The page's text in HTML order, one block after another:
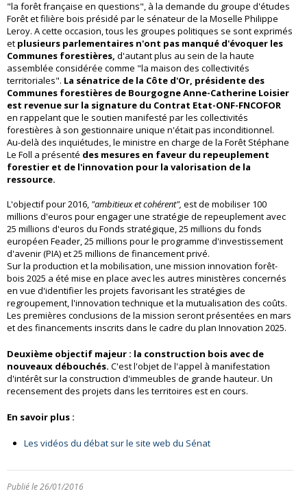
"la forêt française en questions", à la demande du groupe d'études
Forêt et filière bois présidé par le sénateur de la Moselle Philippe
Leroy. A cette occasion, tous les groupes politiques se sont exprimés
et plusieurs parlementaires n'ont pas manqué d'évoquer les
Communes forestières, d'autant plus au sein de la haute
assemblée considérée comme "la maison des collectivités
territoriales". La sénatrice de la Côte d'Or, présidente des
Communes forestières de Bourgogne Anne-Catherine Loisier
est revenue sur la signature du Contrat Etat-ONF-FNCOFOR
en rappelant que le soutien manifesté par les collectivités
forestières à son gestionnaire unique n'était pas inconditionnel.
Au-delà des inquiétudes, le ministre en charge de la Forêt Stéphane
Le Foll a présenté des mesures en faveur du repeuplement
forestier et de l'innovation pour la valorisation de la
ressource.
L'objectif pour 2016, "ambitieux et cohérent", est de mobiliser 100
millions d'euros pour engager une stratégie de repeuplement avec
25 millions d'euros du Fonds stratégique, 25 millions du fonds
européen Feader, 25 millions pour le programme d'investissement
d'avenir (PIA) et 25 millions de financement privé.
Sur la production et la mobilisation, une mission innovation forêt-
bois 2025 a été mise en place avec les autres ministères concernés
en vue d'identifier les projets favorisant les stratégies de
regroupement, l'innovation technique et la mutualisation des coûts.
Les premières conclusions de la mission seront présentées en mars
et des financements inscrits dans le cadre du plan Innovation 2025.
Deuxième objectif majeur : la construction bois avec de
nouveaux débouchés. C'est l'objet de l'appel à manifestation
d'intérêt sur la construction d'immeubles de grande hauteur. Un
recensement des projets dans les territoires est en cours.
En savoir plus :
Les vidéos du débat sur le site web du Sénat
Publié le 26/01/2016